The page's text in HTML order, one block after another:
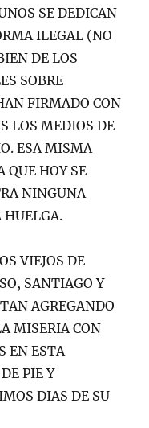
SE DEDICAN
ILEGAL (NO
DE LOS
SOBRE
FIRMADO CON
LOS MEDIOS DE
ESA MISMA
QUE HOY SE
NINGUNA
HUELGA.
VIEJOS DE
SANTIAGO Y
AGREGANDO
MISERIA CON
EN ESTA
PIE Y
DIAS DE SU